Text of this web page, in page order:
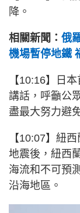
降。
相關新聞： 俄
機場暫停地鐵
【10:16】日
講話，呼籲公
盡最大努力避
【10:07】紐
地震後，紐西
海流和不可預
沿海地區。